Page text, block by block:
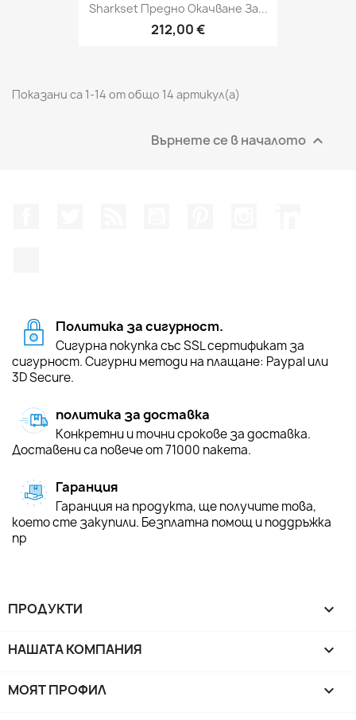
Sharkset Предно Окачване За...
212,00 €
Показани са 1-14 от общо 14 артикул(а)
Върнете се в началото 
Политика за сигурност.
Сигурна покупка със SSL сертификат за
сигурност. Сигурни методи на плащане: Paypal или
3D Secure.
политика за доставка
Конкретни и точни срокове за доставка.
Доставени са повече от 71000 пакета.
Гаранция
Гаранция на продукта, ще получите това,
което сте закупили. Безплатна помощ и поддръжка
пр
ПРОДУКТИ 
НАШАТА КОМПАНИЯ 
МОЯТ ПРОФИЛ 